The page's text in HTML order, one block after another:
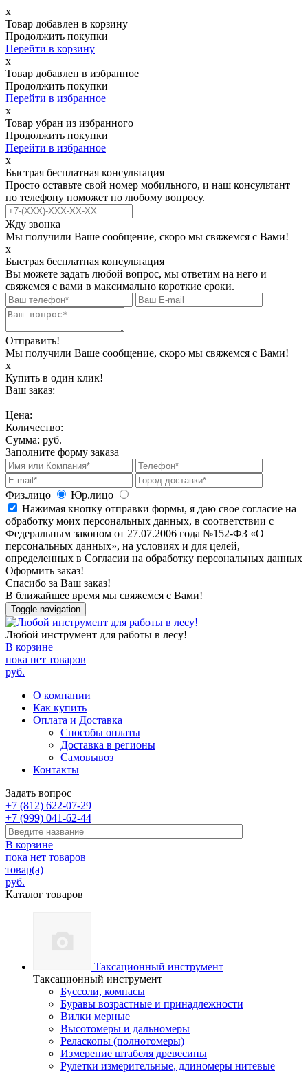
х
Товар добавлен в корзину
Продолжить покупки
Перейти в корзину
х
Товар добавлен в избранное
Продолжить покупки
Перейти в избранное
х
Товар убран из избранного
Продолжить покупки
Перейти в избранное
х
Быстрая бесплатная консультация
Просто оставьте свой номер мобильного, и наш консультант
по телефону поможет по любому вопросу.
Жду звонка
Мы получили Ваше сообщение, скоро мы свяжемся с Вами!
х
Быстрая бесплатная консультация
Вы можете задать любой вопрос, мы ответим на него и
свяжемся с вами в максимально короткие сроки.
Отправить!
Мы получили Ваше сообщение, скоро мы свяжемся с Вами!
х
Купить в один клик!
Ваш заказ:
Цена:
Количество:
Сумма: руб.
Заполните форму заказа
Физ.лицо
Юр.лицо
Нажимая кнопку отправки формы, я даю свое согласие на
обработку моих персональных данных, в соответствии с
Федеральным законом от 27.07.2006 года №152-ФЗ «О
персональных данных», на условиях и для целей,
определенных в Согласии на обработку персональных данных
Оформить заказ!
Спасибо за Ваш заказ!
В ближайшее время мы свяжемся с Вами!
Toggle navigation
Любой инструмент для работы в лесу!
В корзине
пока нет товаров
руб.
О компании
Как купить
Оплата и Доставка
Способы оплаты
Доставка в регионы
Самовывоз
Контакты
Задать вопрос
+7 (812) 622-07-29
+7 (999) 041-62-44
В корзине
пока нет товаров
товар(а)
руб.
Каталог товаров
Таксационный инструмент
Таксационный инструмент
Буссоли, компасы
Буравы возрастные и принадлежности
Вилки мерные
Высотомеры и дальномеры
Реласкопы (полнотомеры)
Измерение штабеля древесины
Рулетки измерительные, длиномеры нитевые